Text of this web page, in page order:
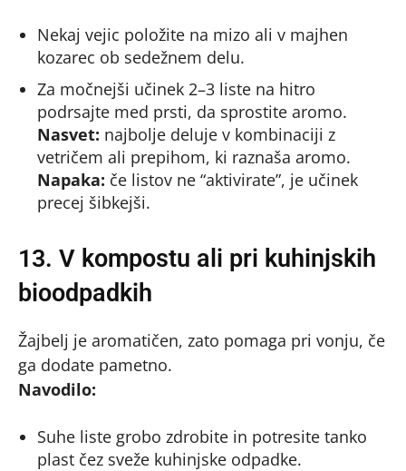
Nekaj vejic položite na mizo ali v majhen
kozarec ob sedežnem delu.
Za močnejši učinek 2–3 liste na hitro
podrsajte med prsti, da sprostite aromo.
Nasvet: najbolje deluje v kombinaciji z
vetričem ali prepihom, ki raznaša aromo.
Napaka: če listov ne “aktivirate”, je učinek
precej šibkejši.
13. V kompostu ali pri kuhinjskih
bioodpadkih
Žajbelj je aromatičen, zato pomaga pri vonju, če
ga dodate pametno.
Navodilo:
Suhe liste grobo zdrobite in potresite tanko
plast čez sveže kuhinjske odpadke.